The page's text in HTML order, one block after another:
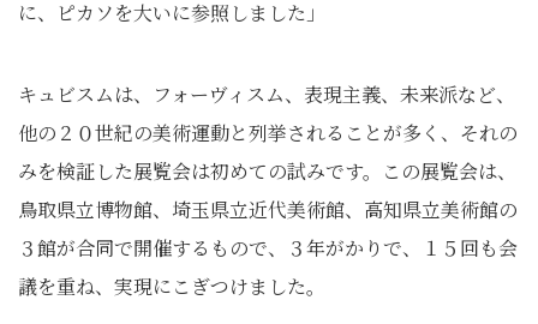
に、ピカソを大いに参照しました」
キュビスムは、フォーヴィスム、表現主義、未来派など、
他の２０世紀の美術運動と列挙されることが多く、それの
みを検証した展覧会は初めての試みです。この展覧会は、
鳥取県立博物館、埼玉県立近代美術館、高知県立美術館の
３館が合同で開催するもので、３年がかりで、１５回も会
議を重ね、実現にこぎつけました。